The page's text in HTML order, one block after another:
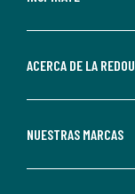
ACERCA DE LA
NUESTRAS MARCAS